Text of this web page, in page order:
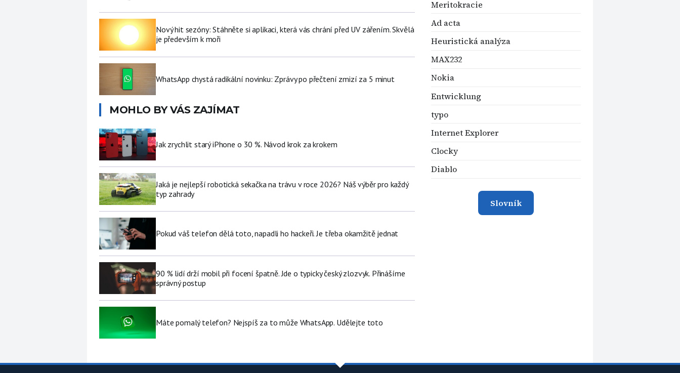
Nový hit sezóny: Stáhněte si aplikaci, která vás chrání před UV zářením. Skvělá
je především k moři
WhatsApp chystá radikální novinku: Zprávy po přečtení zmizí za 5 minut
MOHLO BY VÁS ZAJÍMAT
Jak zrychlit starý iPhone o 30 %. Návod krok za krokem
Jaká je nejlepší robotická sekačka na trávu v roce 2026? Náš výběr pro každý
typ zahrady
Pokud váš telefon dělá toto, napadli ho hackeři. Je třeba okamžitě jednat
90 % lidí drží mobil při focení špatně. Jde o typicky český zlozvyk. Přinášíme
správný postup
Máte pomalý telefon? Nejspíš za to může WhatsApp. Udělejte toto
Meritokracie
Ad acta
Heuristická analýza
MAX232
Nokia
Entwicklung
typo
Internet Explorer
Clocky
Diablo
Slovník